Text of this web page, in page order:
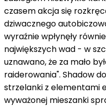
czasem akcja się
dziwacznego
wyraźnie wpłynęły
największych wad - w
uznawano, że za mało
raiderowania". Shadow
strzelanki z elementami
wyważonej mieszanki